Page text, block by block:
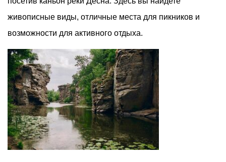
живописные виды, отличные места для пикников и
возможности для активного отдыха.